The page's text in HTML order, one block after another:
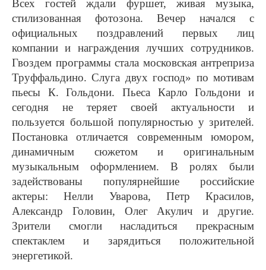
Всех гостей ждали фуршет, живая музыка,
стилизованная фотозона. Вечер начался с
официальных поздравлений первых лиц
компании и награждения лучших сотрудников.
Гвоздем программы стала московская антреприза
Труффальдино. Слуга двух господ» по мотивам
пьесы К. Гольдони. Пьеса Карло Гольдони и
сегодня не теряет своей актуальности и
пользуется большой популярностью у зрителей.
Постановка отличается современным юмором,
динамичным сюжетом и оригинальным
музыкальным оформлением. В ролях были
задействованы популярнейшие российские
актеры: Нелли Уварова, Петр Красилов,
Александр Головин, Олег Акулич и другие.
Зрители смогли насладиться прекрасным
спектаклем и зарядиться положительной
энергетикой.